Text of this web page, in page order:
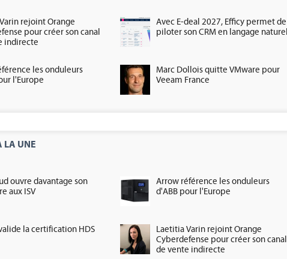
rejoint Orange
pour créer son canal
indirecte
Avec E-deal 2027, Efficy permet de
piloter son CRM en langage naturel
les onduleurs
l'Europe
Marc Dollois quitte VMware pour
Veeam France
LA UNE
ouvre davantage son
aux ISV
Arrow référence les onduleurs
d'ABB pour l'Europe
la certification HDS
Laetitia Varin rejoint Orange
Cyberdefense pour créer son canal
de vente indirecte